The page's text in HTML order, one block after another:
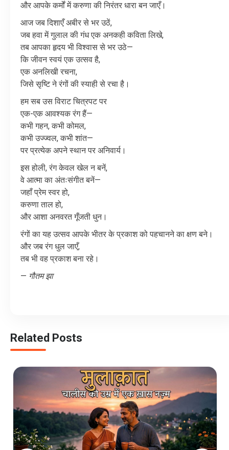
और आपके कर्मों में करुणा की निरंतर धारा बन जाएँ।
आज जब दिशाएँ अबीर से भर उठें,
जब हवा में गुलाल की गंध एक अनकही कविता लिखे,
तब आपका हृदय भी विश्वास से भर उठे—
कि जीवन स्वयं एक उत्सव है,
एक अनलिखी रचना,
जिसे सृष्टि ने रंगों की स्याही से रचा है।
हम सब उस विराट चित्रपट पर
एक-एक आवश्यक रंग हैं—
कभी गहन,कभी कोमल,
कभी उज्ज्वल,कभी शांत—
पर प्रत्येक अपने स्थान पर अनिवार्य।
इस होली,रंग केवल खेल न बनें,
वे आत्मा का अंतःसंगीत बनें—
जहाँ प्रेम स्वर हो,
करुणा ताल हो,
और आशा अनवरत गूँजती धुन।
रंगों का यह उत्सव आपके भीतर के प्रकाश को पहचानने का क्षण बने।
और जब रंग धुल जाएँ,
तब भी वह प्रकाश बना रहे।
— गौतम झा
Related Posts